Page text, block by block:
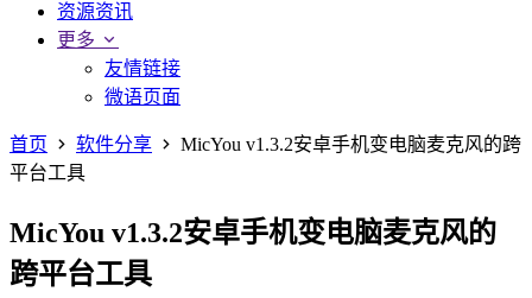
资源资讯
更多
友情链接
微语页面
首页 软件分享
MicYou v1.3.2安卓手机变电脑麦克风的跨
平台工具
MicYou v1.3.2安卓手机变电脑麦克风的
跨平台工具